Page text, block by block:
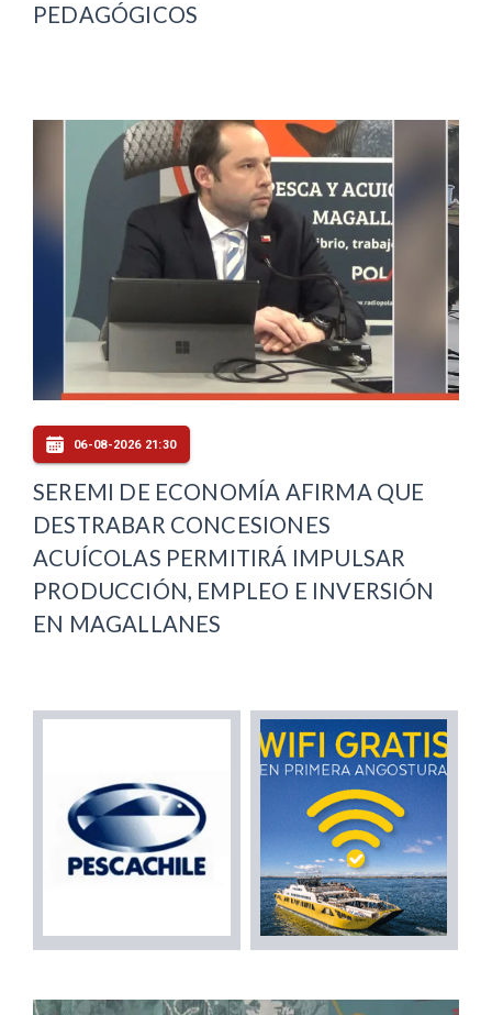
PEDAGÓGICOS
06-08-2026 21:30
SEREMI DE ECONOMÍA AFIRMA QUE
DESTRABAR CONCESIONES
ACUÍCOLAS PERMITIRÁ IMPULSAR
PRODUCCIÓN, EMPLEO E INVERSIÓN
EN MAGALLANES